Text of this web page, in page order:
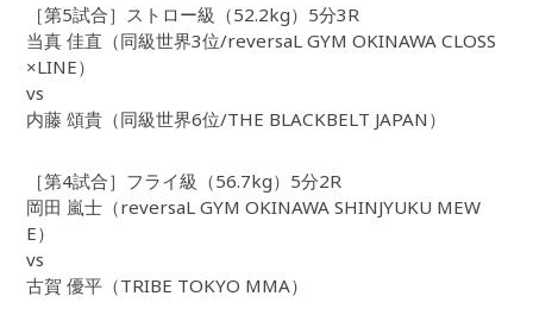
［第5試合］ストロー級（52.2kg）5分3R
当真 佳直（同級世界3位/reversaL GYM OKINAWA CLOSS
×LINE）
vs
内藤 頌貴（同級世界6位/THE BLACKBELT JAPAN）
［第4試合］フライ級（56.7kg）5分2R
岡田 嵐士（reversaL GYM OKINAWA SHINJYUKU MEW
E）
vs
古賀 優平（TRIBE TOKYO MMA）